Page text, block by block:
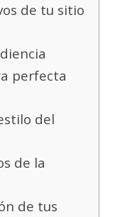
de tu sitio
perfecta
del
de la
de tus